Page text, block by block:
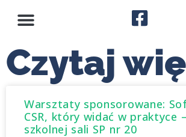
Czytaj
Warsztaty sponsorowane:
CSR, który widać w praktyce
szkolnej sali SP nr 20